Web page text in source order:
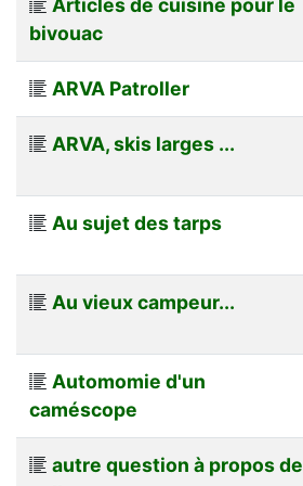
bivouac
ARVA Patroller
ARVA, skis larges ...
Au sujet des tarps
Au vieux campeur...
Automomie d'un
caméscope
autre question à propos de